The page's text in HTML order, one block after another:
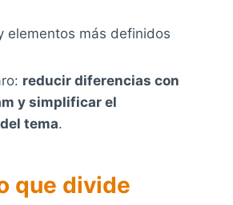
elementos más definidos
reducir diferencias con
y simplificar el
tema.
que divide